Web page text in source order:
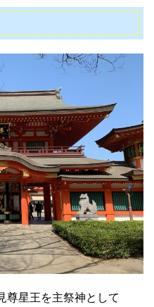
尊星王を主祭神として